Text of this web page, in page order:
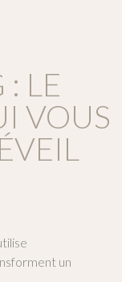
LE
VOUS
un